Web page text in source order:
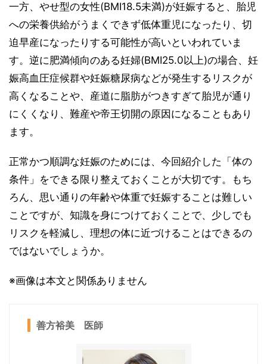
一方、やせ型の女性(BMI18.5未満)が妊娠すると、胎児
への栄養供給がうまくできず低体重児になったり、切
迫早産になったりする可能性が高いといわれていま
す。逆に肥満傾向のある妊婦(BMI25.0以上)の場合、妊
娠高血圧症候群や妊娠糖尿病などが発生するリスクが
高くなることや、産道に脂肪がつきすぎて胎児が通り
にくくなり、難産や帝王切開の原因になることもあり
ます。
正常かつ順調な妊娠のためには、今回紹介した「体の
条件」をできる限り整えておくことが大切です。もち
ろん、思い通りの年齢や体重で妊娠することは難しい
ことですが、知識を身につけておくことで、少しでも
リスクを軽減し、理想の体に近づけることはできるの
ではないでしょうか。
※画像は本文と関係ありません
善方裕美 医師